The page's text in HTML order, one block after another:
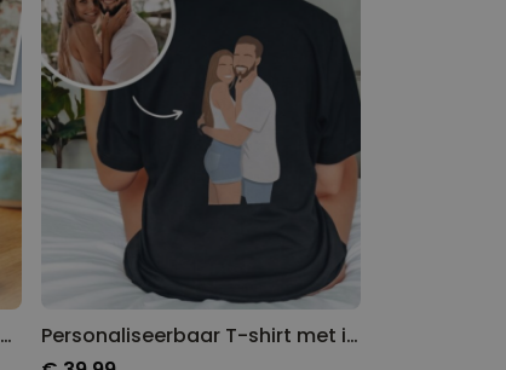
Personaliseerbare WK-bierpul met foto
Personaliseerbaar T-shirt met illustratie